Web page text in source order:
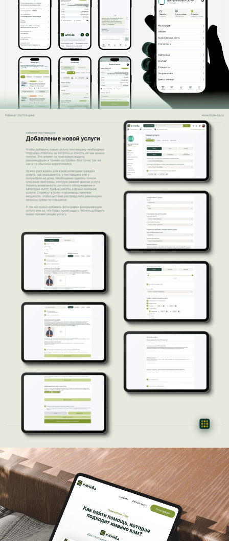
Давайте обсудим
ваш проект
Оставляйте заявку даже если у
вас нет технического задания
[ оставить заявку ]
скачать презентацию
Больше 10 лет я занимаюсь графическим
дизайном во всех его проявлениях.
Основная специализация — логотипы,
фирменные стили и нейминг.
© 1992.12.16 Все права защищены.
проекты
отзывы
блог
контакты
логотипы
фирменный стиль
нейминг
бесплатные материалы
магазин знаков